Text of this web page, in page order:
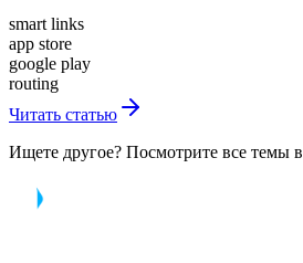
smart links
app store
google play
routing
Читать статью
Ищете другое? Посмотрите все темы в